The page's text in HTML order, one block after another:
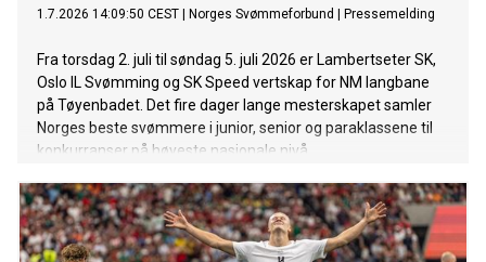
1.7.2026 14:09:50 CEST Norges Svømmeforbund Pressemelding
Fra torsdag 2. juli til søndag 5. juli 2026 er Lambertseter SK,
Oslo IL Svømming og SK Speed vertskap for NM langbane
på Tøyenbadet. Det fire dager lange mesterskapet samler
Norges beste svømmere i junior, senior og paraklassene til
konkurranser på høyeste nasjonale nivå.